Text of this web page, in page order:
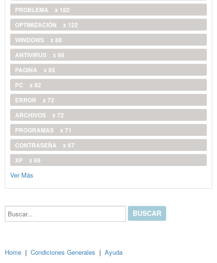
PROBLEMA
x 182
OPTIMIZACIÓN
x 122
WINDOWS
x 88
ANTIVIRUS
x 86
PAGINA
x 85
PC
x 82
ERROR
x 72
ARCHIVOS
x 72
PROGRAMAS
x 71
CONTRASEÑA
x 67
XP
x 66
Ver Más
Buscar...
Home | Condiciones Generales | Ayuda